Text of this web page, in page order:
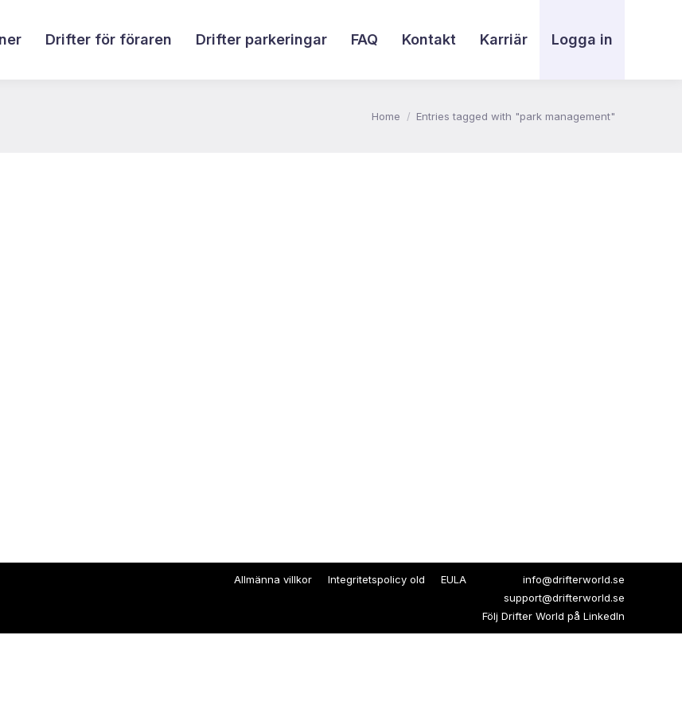
Drifter för föraren Drifter parkeringar FAQ Kontakt Karriär Logga in
You are here:
Home Entries tagged with "park management"
Allmänna villkor Integritetspolicy old EULA
info@drifterworld.se
support@drifterworld.se
Följ Drifter World på LinkedIn